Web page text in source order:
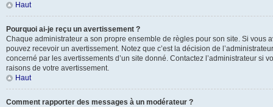
Haut
Pourquoi ai-je reçu un avertissement ?
Chaque administrateur a son propre ensemble de règles pour son site. Si vous
pouvez recevoir un avertissement. Notez que c’est la décision de
concerné par les avertissements d’un site donné. Contactez l’administrateur si
raisons de votre avertissement.
Haut
Comment rapporter des messages à un modérateur ?